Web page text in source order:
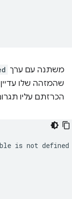
משתנה עם ערך
שהמזהה שלו
הכרזתם עליו
is not defined